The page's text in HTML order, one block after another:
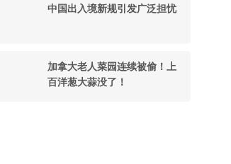
中国出入境新规引发广泛担忧
加拿大老人菜园连续被偷！上
百洋葱大蒜没了！